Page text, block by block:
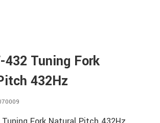
432 Tuning Fork
432Hz